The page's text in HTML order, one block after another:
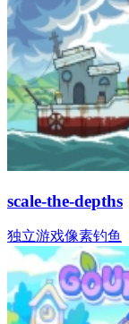
scale-the-depths
独立游戏像素钓鱼